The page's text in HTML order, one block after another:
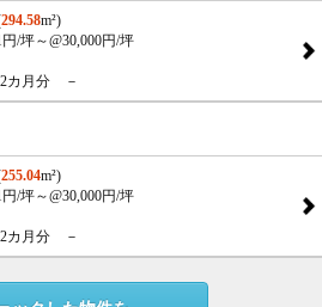
294.58m²)
円/坪～@30,000円/坪
カ月分 －
255.04m²)
円/坪～@30,000円/坪
カ月分 －